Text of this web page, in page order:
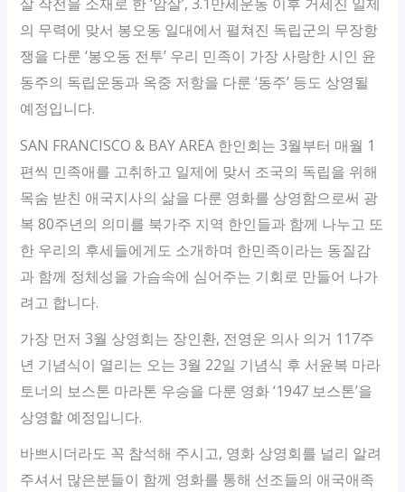
살 작전을 소재로 한 ‘암살’, 3.1만세운동 이후 거세진 일제
의 무력에 맞서 봉오동 일대에서 펼쳐진 독립군의 무장항
쟁을 다룬 ‘봉오동 전투’ 우리 민족이 가장 사랑한 시인 윤
동주의 독립운동과 옥중 저항을 다룬 ‘동주’ 등도 상영될
예정입니다.
SAN FRANCISCO & BAY AREA 한인회는 3월부터 매월 1
편씩 민족애를 고취하고 일제에 맞서 조국의 독립을 위해
목숨 받친 애국지사의 삶을 다룬 영화를 상영함으로써 광
복 80주년의 의미를 북가주 지역 한인들과 함께 나누고 또
한 우리의 후세들에게도 소개하며 한민족이라는 동질감
과 함께 정체성을 가슴속에 심어주는 기회로 만들어 나가
려고 합니다.
가장 먼저 3월 상영회는 장인환, 전영운 의사 의거 117주
년 기념식이 열리는 오는 3월 22일 기념식 후 서윤복 마라
토너의 보스톤 마라톤 우승을 다룬 영화 ‘1947 보스톤’을
상영할 예정입니다.
바쁘시더라도 꼭 참석해 주시고, 영화 상영회를 널리 알려
주셔서 많은분들이 함께 영화를 통해 선조들의 애국애족